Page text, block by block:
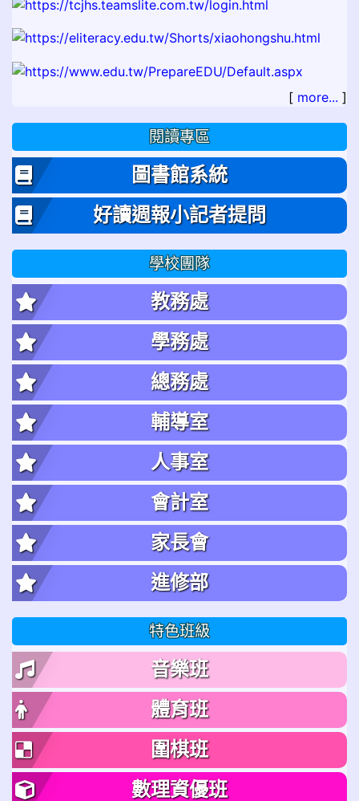
[ more... ]
閱讀專區
圖書館系統
好讀週報小記者提問
學校團隊
教務處
學務處
總務處
輔導室
人事室
會計室
家長會
進修部
特色班級
音樂班
體育班
圍棋班
數理資優班